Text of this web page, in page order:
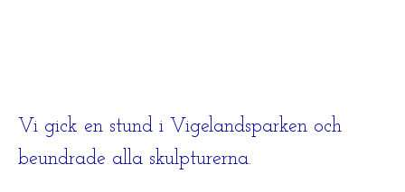
Vi gick en stund i Vigelandsparken och
beundrade alla skulpturerna.